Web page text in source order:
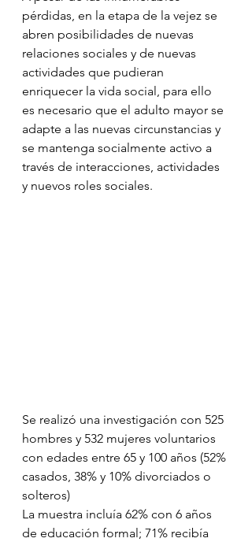
pérdidas, en la etapa de la vejez se
abren posibilidades de nuevas
relaciones sociales y de nuevas
actividades que pudieran
enriquecer la vida social, para ello
es necesario que el adulto mayor se
adapte a las nuevas circunstancias y
se mantenga socialmente activo a
través de interacciones, actividades
y nuevos roles sociales.
Se realizó una investigación con 525
hombres y 532 mujeres voluntarios
con edades entre 65 y 100 años (52%
casados, 38% y 10% divorciados o
solteros)
La muestra incluía 62% con 6 años
de educación formal; 71% recibía